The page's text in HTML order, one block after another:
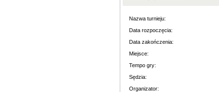
Nazwa turnieju:
Data rozpoczęcia:
Data zakończenia:
Miejsce:
Tempo gry:
Sędzia:
Organizator: